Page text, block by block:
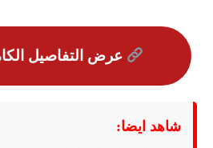
عرض التفاصيل
شاهد ايضا: